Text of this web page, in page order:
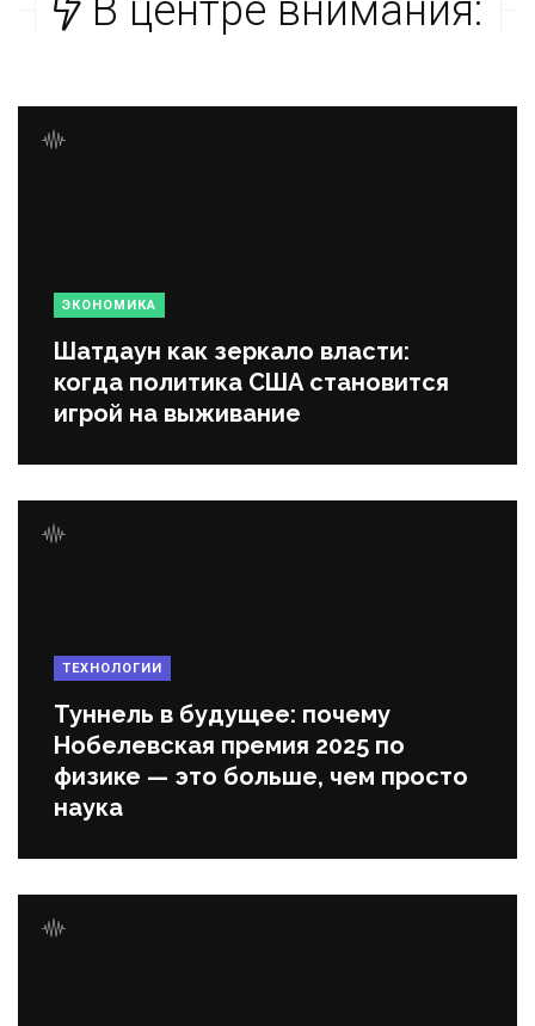
В центре внимания:
ЭКОНОМИКА
Шатдаун как зеркало власти:
когда политика США становится
игрой на выживание
ТЕХНОЛОГИИ
Туннель в будущее: почему
Нобелевская премия 2025 по
физике — это больше, чем просто
наука